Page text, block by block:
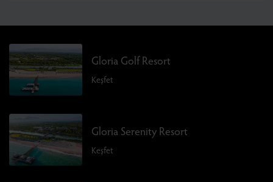
Gloria Golf Resort
Keşfet
Gloria Serenity Resort
Keşfet